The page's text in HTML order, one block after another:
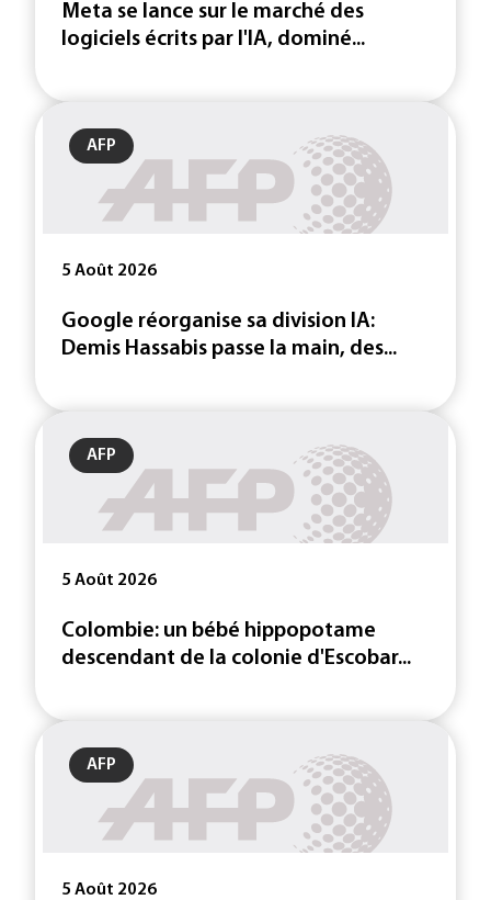
Meta se lance sur le marché des
logiciels écrits par l'IA, dominé...
AFP
5 Août 2026
Google réorganise sa division IA:
Demis Hassabis passe la main, des...
AFP
5 Août 2026
Colombie: un bébé hippopotame
descendant de la colonie d'Escobar...
AFP
5 Août 2026